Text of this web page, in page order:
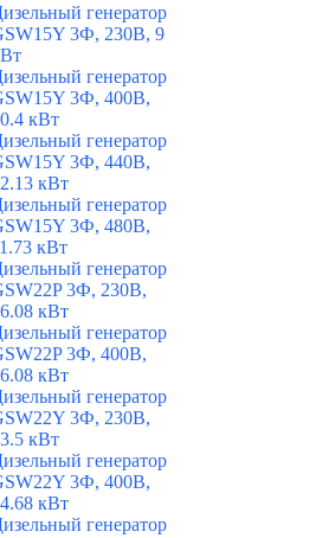
генератор
3Ф, 230В, 9
генератор
3Ф, 400В,
кВт
генератор
3Ф, 440В,
кВт
генератор
3Ф, 480В,
кВт
генератор
3Ф, 230В,
кВт
генератор
3Ф, 400В,
кВт
генератор
3Ф, 230В,
кВт
генератор
3Ф, 400В,
кВт
генератор